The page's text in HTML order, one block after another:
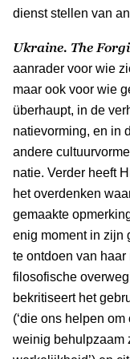
dienst stellen van
Ukraine. The
aanrader voor wie
maar ook voor wie
überhaupt, in de
natievorming, en in
andere
natie. Verder heeft
het overdenken
gemaakte
enig moment in zijn
te ontdoen van
filosofische
bekritiseert het
(‘die ons helpen
weinig behulpzaam